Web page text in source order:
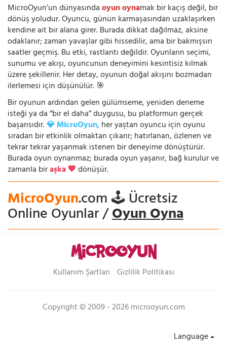
MicroOyun’un dünyasındaoyun oynamak bir kaçış değil, bir
dönüş yoludur. Oyuncu, günün karmaşasından uzaklaşırken
kendine ait bir alana girer. Burada dikkat dağılmaz, aksine
odaklanır; zaman yavaşlar gibi hissedilir, ama bir bakmışsın
saatler geçmiş. Bu etki, rastlantı değildir. Oyunların seçimi,
sunumu ve akışı, oyuncunun deneyimini kesintisiz kılmak
üzere şekillenir. Her detay, oyunun doğal akışını bozmadan
ilerlemesi için düşünülür. 🎯
Bir oyunun ardından gelen gülümseme, yeniden deneme
isteği ya da “bir el daha” duygusu, bu platformun gerçek
başarısıdır.💎 MicroOyun, her yaştan oyuncu için oyunu
sıradan bir etkinlik olmaktan çıkarır; hatırlanan, özlenen ve
tekrar tekrar yaşanmak istenen bir deneyime dönüştürür.
Burada oyun oynanmaz; burada oyun yaşanır, bağ kurulur ve
zamanla biraşka 💖dönüşür.
MicroOyun.com 🕹️ Ücretsiz
Online Oyunlar /Oyun Oyna
Kullanım Şartları Gizlilik Politikası
Copyright © 2009 - 2026 microoyun.com
Language